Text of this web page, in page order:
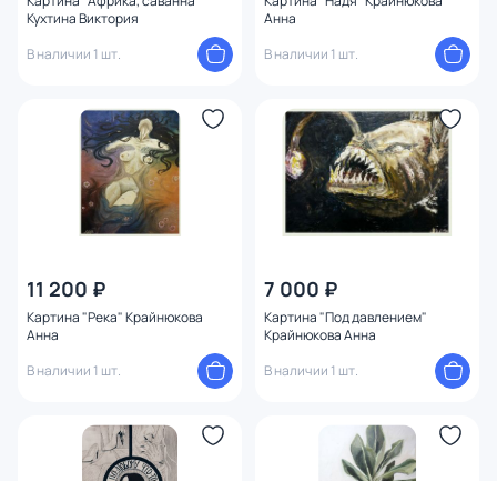
Кухтина Виктория
В наличии 1 шт.
Анна
В наличии 1 шт.
11 200 ₽
Картина "Река" Крайнюкова
Анна
В наличии 1 шт.
7 000 ₽
Картина "Под давлением"
Крайнюкова Анна
В наличии 1 шт.